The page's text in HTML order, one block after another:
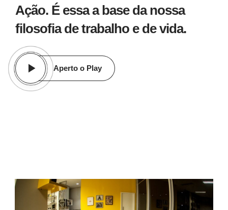
Ação. É essa a base da nossa
filosofia de trabalho e de vida.
Aperto o Play